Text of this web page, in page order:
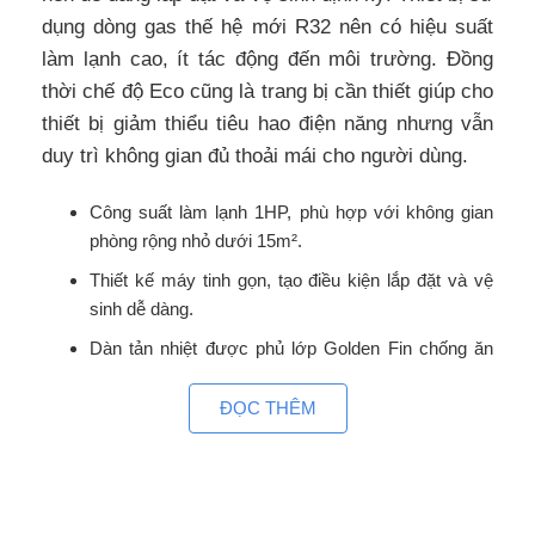
dụng dòng gas thế hệ mới R32 nên có hiệu suất
làm lạnh cao, ít tác động đến môi trường. Đồng
thời chế độ Eco cũng là trang bị cần thiết giúp cho
thiết bị giảm thiểu tiêu hao điện năng nhưng vẫn
duy trì không gian đủ thoải mái cho người dùng.
Công suất làm lạnh 1HP, phù hợp với không gian
phòng rộng nhỏ dưới 15m².
Thiết kế máy tinh gọn, tạo điều kiện lắp đặt và vệ
sinh dễ dàng.
Dàn tản nhiệt được phủ lớp Golden Fin chống ăn
Chế độ Eco giúp tiết kiệm điện hiệu quả.
ĐỌC THÊM